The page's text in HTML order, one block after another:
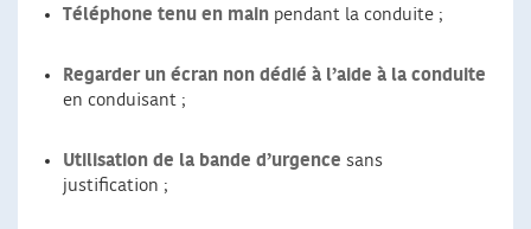
Téléphone tenu en main pendant la conduite ;
Regarder un écran non dédié à l’aide à la conduite
en conduisant ;
Utilisation de la bande d’urgence sans
justification ;